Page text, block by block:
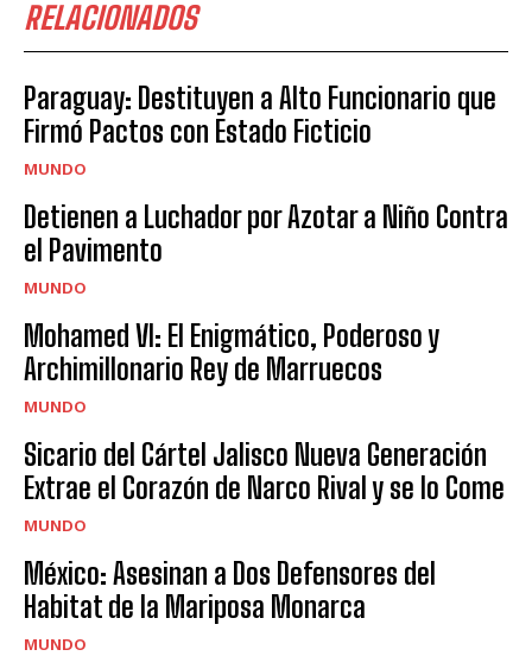
RELACIONADOS
Paraguay: Destituyen a Alto Funcionario que
Firmó Pactos con Estado Ficticio
MUNDO
Detienen a Luchador por Azotar a Niño Contra
el Pavimento
MUNDO
Mohamed VI: El Enigmático, Poderoso y
Archimillonario Rey de Marruecos
MUNDO
Sicario del Cártel Jalisco Nueva Generación
Extrae el Corazón de Narco Rival y se lo Come
MUNDO
México: Asesinan a Dos Defensores del
Habitat de la Mariposa Monarca
MUNDO